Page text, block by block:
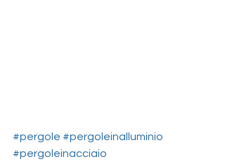
#pergole #pergoleinalluminio
#pergoleinacciaio